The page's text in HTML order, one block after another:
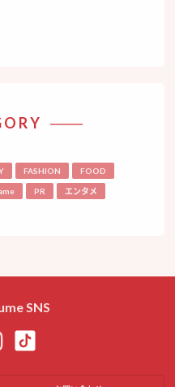
FASHION FOOD
PR エンタメ
SNS